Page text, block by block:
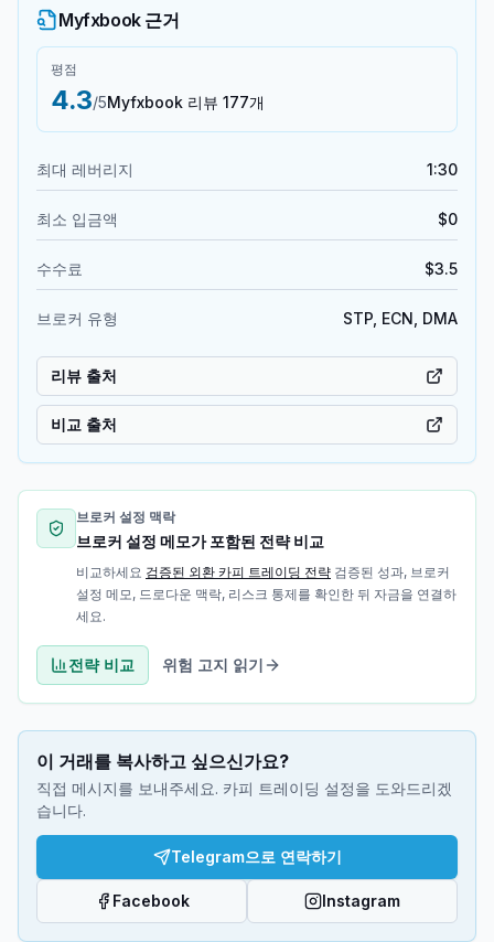
Myfxbook 근거
평점
4.3/5Myfxbook 리뷰 177개
최대 레버리지 1:30
최소 입금액 $0
수수료 $3.5
브로커 유형 STP, ECN, DMA
리뷰 출처
비교 출처
브로커 설정 맥락
브로커 설정 메모가 포함된 전략 비교
비교하세요 검증된 외환 카피 트레이딩 전략 검증된 성과, 브로커
설정 메모, 드로다운 맥락, 리스크 통제를 확인한 뒤 자금을 연결하
세요.
전략 비교 위험 고지 읽기
이 거래를 복사하고 싶으신가요?
직접 메시지를 보내주세요. 카피 트레이딩 설정을 도와드리겠
습니다.
Telegram으로 연락하기
Facebook Instagram